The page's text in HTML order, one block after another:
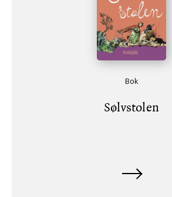
Bok
Sølvstolen